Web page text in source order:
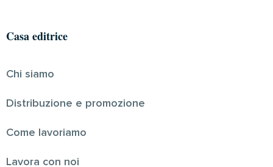
Casa editrice
Chi siamo
Distribuzione e promozione
Come lavoriamo
Lavora con noi